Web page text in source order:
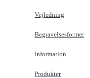
Vejledning
Begravelsesformer
Information
Produkter